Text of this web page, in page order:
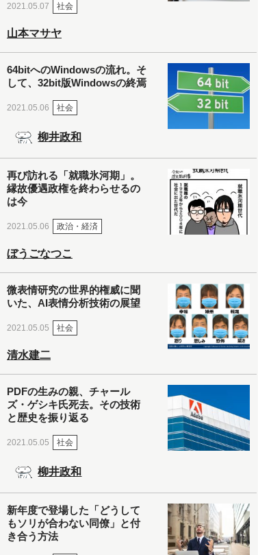
2021.05.07 社会
山本マサヤ
64bitへのWindowsの流れ。そ
して、32bit版Windowsの終焉
2021.05.06 社会
柳井政和
再び訪れる「就職氷河期」。
縁故優遇政権を終わらせるの
は今
2021.05.06 政治・経済
ぼうごなつこ
微表情研究の世界的権威に聞
いた、AI表情分析技術の展望
2021.05.05 社会
清水建二
PDFの生みの親、チャール
ズ・ゲシキ氏死去。その技術
と歴史を振り返る
2021.05.05 社会
柳井政和
新年度で登場した「どうして
もソリが合わない同僚」と付
き合う方法